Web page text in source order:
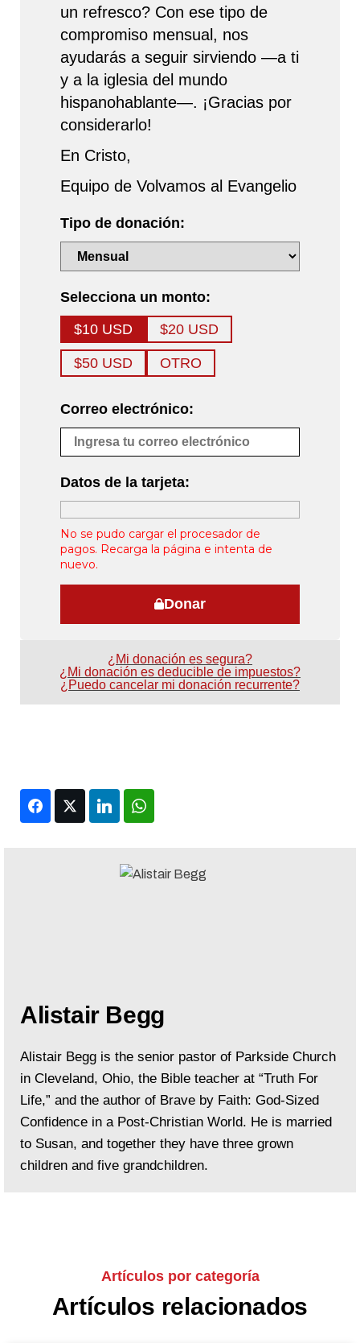
un refresco? Con ese tipo de
compromiso mensual, nos
ayudarás a seguir sirviendo —a ti
y a la iglesia del mundo
hispanohablante—. ¡Gracias por
considerarlo!
En Cristo,
Equipo de Volvamos al Evangelio
Tipo de donación:
Selecciona un monto:
$10 USD
$20 USD
$50 USD OTRO
Correo electrónico:
Datos de la tarjeta:
No se pudo cargar el procesador de
pagos. Recarga la página e intenta de
nuevo.
Donar
¿Mi donación es segura?
¿Mi donación es deducible de impuestos?
¿Puedo cancelar mi donación recurrente?
FacebookTwitter LinkedIn
Alistair Begg
Alistair Begg is the senior pastor of Parkside Church
in Cleveland, Ohio, the Bible teacher at “Truth For
Life,” and the author of Brave by Faith: God-Sized
Confidence in a Post-Christian World. He is married
to Susan, and together they have three grown
children and five grandchildren.
Artículos por categoría
Artículos relacionados